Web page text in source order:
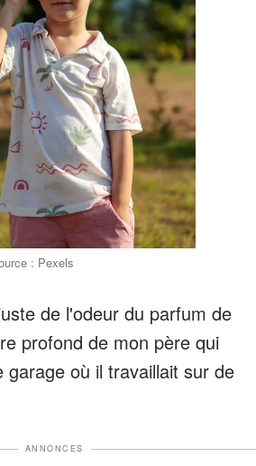
: Pexels
de l'odeur du parfum de
profond de mon père qui
garage où il travaillait sur de
ANNONCES